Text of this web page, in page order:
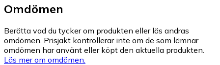
Omdömen
Berätta vad du tycker om produkten eller läs andras
omdömen. Prisjakt kontrollerar inte om de som lämnar
omdömen har använt eller köpt den aktuella produkten.
Läs mer om omdömen.